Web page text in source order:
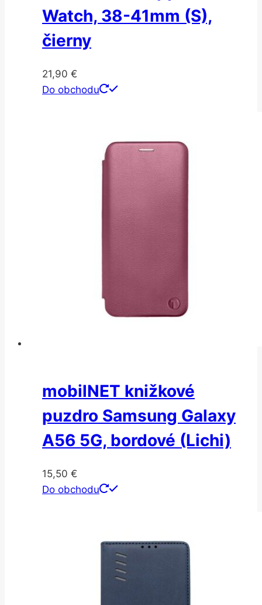
Watch, 38-41mm (S),
čierny
21,90 €
Do obchodu
mobilNET knižkové
puzdro Samsung Galaxy
A56 5G, bordové (Lichi)
15,50 €
Do obchodu